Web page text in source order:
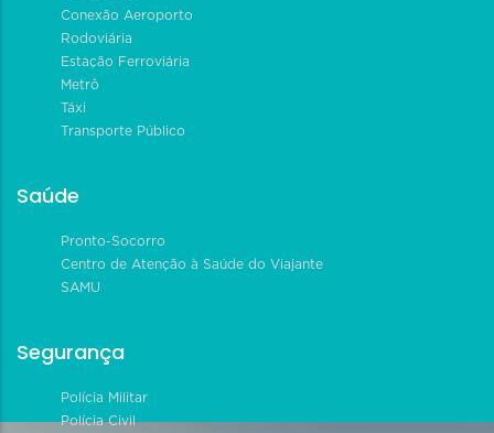
Conexão Aeroporto
Rodoviária
Estação Ferroviária
Metrô
Táxi
Transporte Público
Saúde
Pronto-Socorro
Centro de Atenção à Saúde do Viajante
SAMU
Segurança
Polícia Militar
Polícia Civil